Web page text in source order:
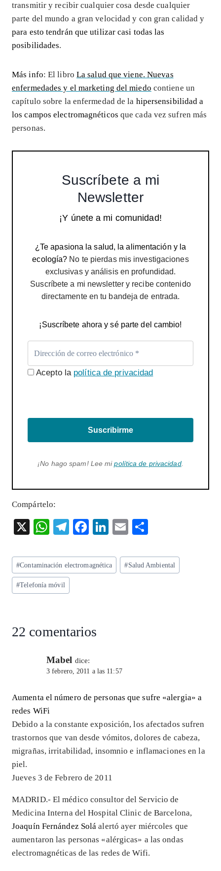
transmitir y recibir cualquier cosa desde cualquier
parte del mundo a gran velocidad y con gran calidad y
para esto tendrán que utilizar casi todas las
posibilidades.
Más info: El libro La salud que viene. Nuevas
enfermedades y el marketing del miedo contiene un
capítulo sobre la enfermedad de la hipersensibilidad a
los campos electromagnéticos que cada vez sufren más
personas.
Suscríbete a mi
Newsletter
¡Y únete a mi comunidad!
¿Te apasiona la salud, la alimentación y la
ecología? No te pierdas mis investigaciones
exclusivas y análisis en profundidad.
Suscríbete a mi newsletter y recibe contenido
directamente en tu bandeja de entrada.
¡Suscríbete ahora y sé parte del cambio!
Acepto la política de privacidad
Suscribirme
¡No hago spam! Lee mipolítica de privacidad.
Compártelo:
X
W
ts
A
p
T
eg
ra
m
F
eb
o
Li
ke
dI
E
ai
l
re
Etiquetas
de
la
#Contaminación electromagnética #Salud Ambiental
#Telefonía móvil
22 comentarios
Mabel dice:
3 febrero, 2011 a las 11:57
Aumenta el número de personas que sufre «alergia» a
redes WiFi
Debido a la constante exposición, los afectados sufren
trastornos que van desde vómitos, dolores de cabeza,
migrañas, irritabilidad, insomnio e inflamaciones en la
piel.
Jueves 3 de Febrero de 2011
MADRID.- El médico consultor del Servicio de
Medicina Interna del Hospital Clinic de Barcelona,
Joaquín Fernández Soláalertó ayer miércoles que
aumentaron las personas «alérgicas» a las ondas
electromagnéticas de las redes de Wifi.